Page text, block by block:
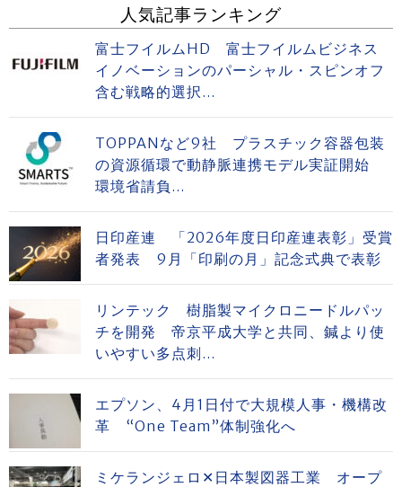
人気記事ランキング
富士フイルムHD 富士フイルムビジネス
イノベーションのパーシャル・スピンオフ
含む戦略的選択...
TOPPANなど9社 プラスチック容器包装
の資源循環で動静脈連携モデル実証開始
環境省請負...
日印産連 「2026年度日印産連表彰」受賞
者発表 9月「印刷の月」記念式典で表彰
リンテック 樹脂製マイクロニードルパッ
チを開発 帝京平成大学と共同、鍼より使
いやすい多点刺...
エプソン、4月1日付で大規模人事・機構改
革 “One Team”体制強化へ
ミケランジェロ✕日本製図器工業 オープ